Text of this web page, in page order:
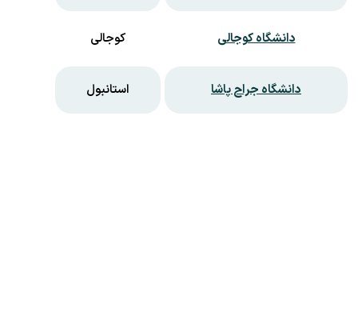
دانشگاه کوجالی کوجالی
دانشگاه جراح پاشا استانبول